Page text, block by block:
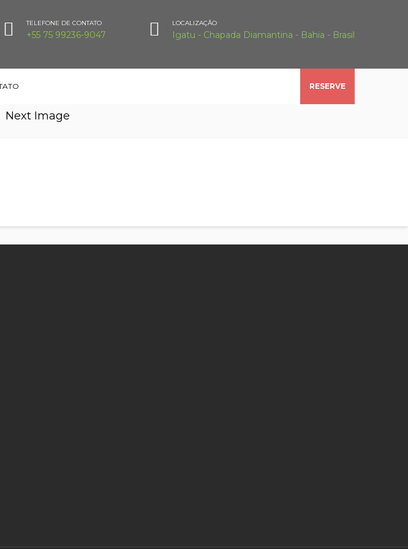
TELEFONE DE CONTATO
+55 75 99236-9047
LOCALIZAÇÃO
Igatu - Chapada Diamantina - Bahia - Brasil
RESERVE
Next Image